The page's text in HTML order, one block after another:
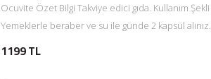
Ocuvite Özet Bilgi Takviye edici gıda. Kullanım Şekli
Yemeklerle beraber ve su ile günde 2 kapsül alınız.
1199 TL